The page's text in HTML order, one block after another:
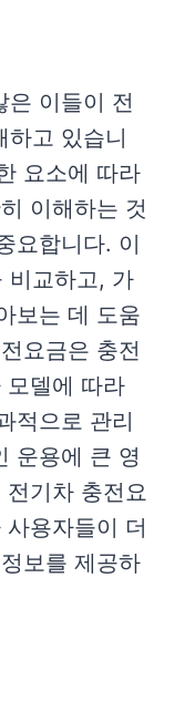
은 이들이 전
하고 있습니
요소에 따라
이해하는 것
요합니다. 이
비교하고, 가
보는 데 도움
요금은 충전
모델에 따라
적으로 관리
운용에 큰 영
기차 충전요
용자들이 더
보를 제공하